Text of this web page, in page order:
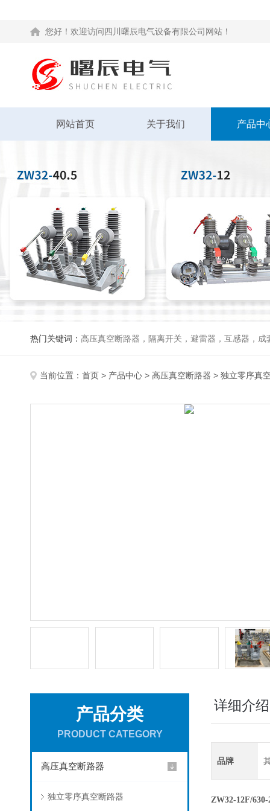
您好！欢迎访问四川曙辰电气设备有限公司网站！
网站首页 关于我们 产品中
热门关键词： 高压真空断路器，隔离开关，避雷器，互感器，成
当前位置： 首页 > 产品中心 > 高压真空断路器 > 独立零序真
产品分类
PRODUCT CATEGORY
高压真空断路器
独立零序真空断路器
详细介绍
品牌
ZW32-12F/